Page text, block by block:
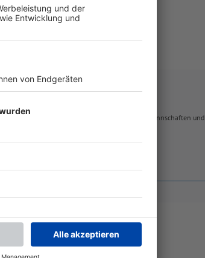
bist du ganz nah an deinen Lieblingsspielern, Mannschaften und